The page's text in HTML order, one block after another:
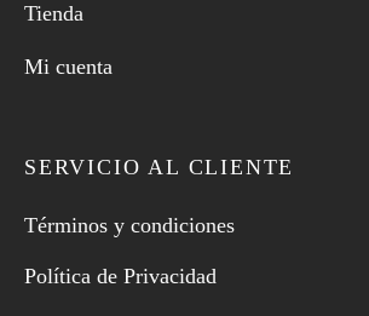
Tienda
Mi cuenta
SERVICIO AL CLIENTE
Términos y condiciones
Política de Privacidad